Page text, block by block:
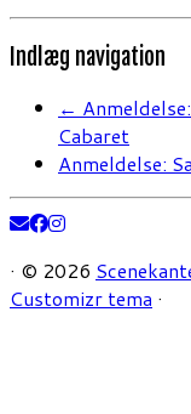
Indlæg navigation
←
Cabaret
Anmeldelse:
· © 2026
Customizr tema ·